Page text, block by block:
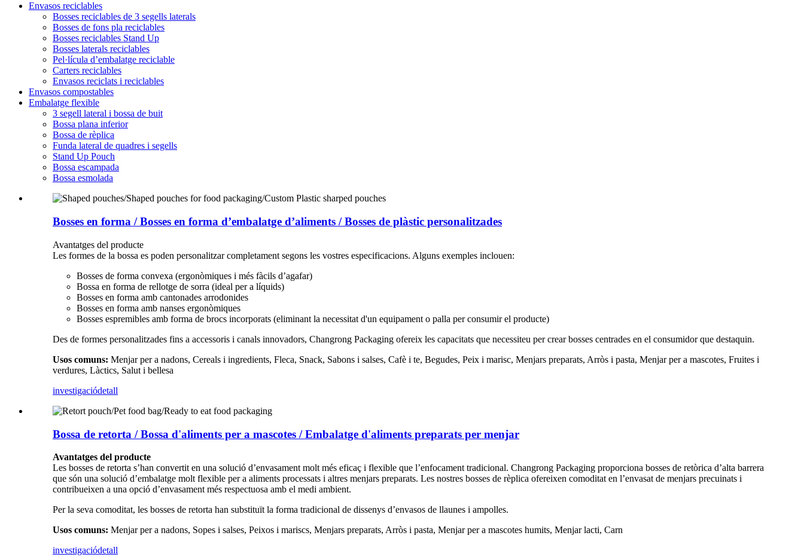
Envasos reciclables
Bosses reciclables de 3 segells laterals
Bosses de fons pla reciclables
Bosses reciclables Stand Up
Bosses laterals reciclables
Pel·lícula d’embalatge reciclable
Carters reciclables
Envasos reciclats i reciclables
Envasos compostables
Embalatge flexible
3 segell lateral i bossa de buit
Bossa plana inferior
Bossa de rèplica
Funda lateral de quadres i segells
Stand Up Pouch
Bossa escampada
Bossa esmolada
Bosses en forma / Bosses en forma d’embalatge d’aliments / Bosses de plàstic personalitzades
Avantatges del producte
Les formes de la bossa es poden personalitzar completament segons les vostres especificacions. Alguns exemples inclouen:
Bosses de forma convexa (ergonòmiques i més fàcils d’agafar)
Bossa en forma de rellotge de sorra (ideal per a líquids)
Bosses en forma amb cantonades arrodonides
Bosses en forma amb nanses ergonòmiques
Bosses espremibles amb forma de brocs incorporats (eliminant la necessitat d'un equipament o palla per consumir el producte)
Des de formes personalitzades fins a accessoris i canals innovadors, Changrong Packaging ofereix les capacitats que necessiteu per crear bosses centrades en el consumidor que destaquin.
Usos comuns: Menjar per a nadons, Cereals i ingredients, Fleca, Snack, Sabons i salses, Cafè i te, Begudes, Peix i marisc, Menjars preparats, Arròs i pasta, Menjar per a mascotes, Fruites i
verdures, Làctics, Salut i bellesa
investigaciódetall
Bossa de retorta / Bossa d'aliments per a mascotes / Embalatge d'aliments preparats per menjar
Avantatges del producte
Les bosses de retorta s’han convertit en una solució d’envasament molt més eficaç i flexible que l’enfocament tradicional. Changrong Packaging proporciona bosses de retòrica d’alta barrera
que són una solució d’embalatge molt flexible per a aliments processats i altres menjars preparats. Les nostres bosses de rèplica ofereixen comoditat en l’envasat de menjars precuinats i
contribueixen a una opció d’envasament més respectuosa amb el medi ambient.
Per la seva comoditat, les bosses de retorta han substituït la forma tradicional de dissenys d’envasos de llaunes i ampolles.
Usos comuns: Menjar per a nadons, Sopes i salses, Peixos i mariscs, Menjars preparats, Arròs i pasta, Menjar per a mascotes humits, Menjar lacti, Carn
investigaciódetall